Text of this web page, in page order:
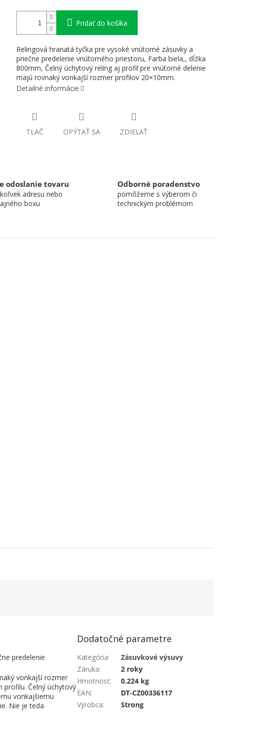
Pridať do košíka
Relingová hranatá tyčka pre vysoké vnútorné zásuvky a
priečne predelenie vnútorného priestoru, Farba biela,, dĺžka
800mm, Čelný úchytový reling aj profil pre vnútorné delenie
majú rovnaký vonkajší rozmer profilov 20×10mm.
Detailné informácie
TLAČ OPÝTAŤ SA ZDIEĽAŤ
odoslanie tovaru
adresu nebo
boxu
Odborné poradenstvo
pomôžeme s výberom či
technickým problémom
predelenie
vonkajší rozmer
Čelný úchytový
vonkajšiemu
Nie je teda
Dodatočné parametre
Kategória:
Zásuvkové výsuvy
Záruka:
2 roky
Hmotnosť:
0.224 kg
EAN:
DT-CZ00336117
Výrobca: Strong